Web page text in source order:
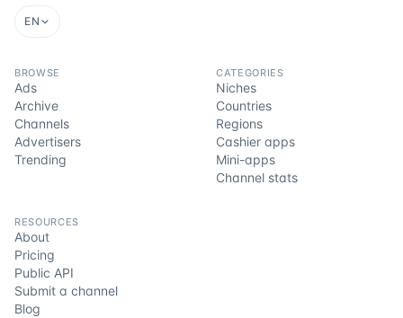
EN
BROWSE
Ads
Archive
Channels
Advertisers
Trending
CATEGORIES
Niches
Countries
Regions
Cashier apps
Mini-apps
Channel stats
RESOURCES
About
Pricing
Public API
Submit a channel
Blog